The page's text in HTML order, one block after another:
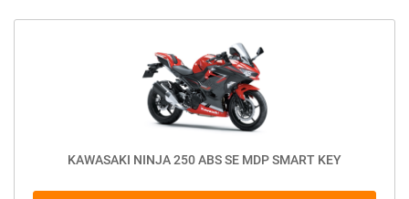
KAWASAKI NINJA 250 ABS SE MDP SMART KEY